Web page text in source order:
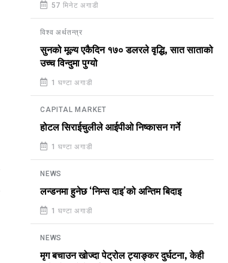
57 मिनेट अगाडी
विश्व अर्थतन्त्र
सुनको मूल्य एकैदिन १७० डलरले वृद्धि, सात साताको
उच्च विन्दुमा पुग्यो
1 घण्टा अगाडी
CAPITAL MARKET
होटल सिराईचुलीले आईपीओ निष्कासन गर्ने
1 घण्टा अगाडी
NEWS
लन्डनमा हुनेछ ‘निम्स दाइ’को अन्तिम बिदाइ
1 घण्टा अगाडी
NEWS
मृग बचाउन खोज्दा पेट्रोल ट्याङ्कर दुर्घटना, केही